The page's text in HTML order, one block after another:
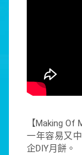
【Making Of
一年容易又
企DIY月餅。